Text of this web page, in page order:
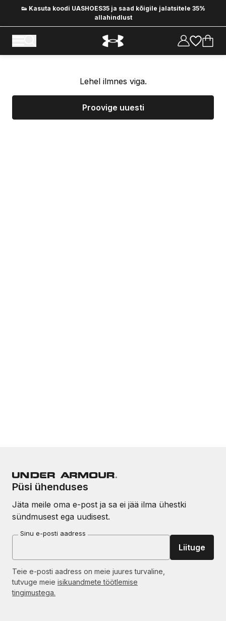
👟 Kasuta koodi UASHOES35 ja saad kõigile jalatsitele 35%
allahindlust
Lehel ilmnes viga.
Proovige uuesti
Püsi ühenduses
Jäta meile oma e-post ja sa ei jää ilma ühestki
sündmusest ega uudisest.
Sinu e-posti aadress
Liituge
Teie e-posti aadress on meie juures turvaline,
tutvuge meie isikuandmete töötlemise
tingimustega.